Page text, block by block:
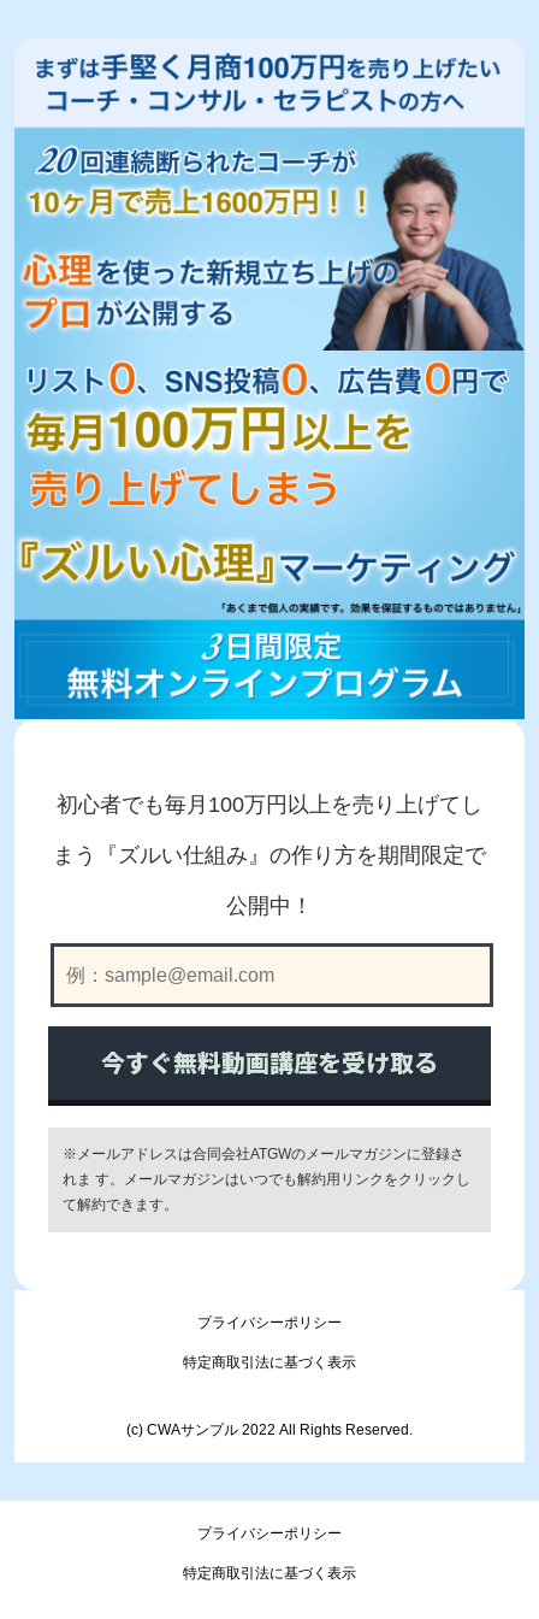
初心者でも毎月100万円以上を売り上げてし
まう 『ズルい仕組み』の作り方を期間限定で
公開中！
今すぐ無料動画講座を受け取る
※メールアドレスは合同会社ATGWのメールマガジンに登録さ
れま す。メールマガジンはいつでも解約用リンクをクリックし
て解約できます。
(c) CWAサンプル 2022 All Rights Reserved.
プライバシーポリシー
特定商取引法に基づく表示
プライバシーポリシー
特定商取引法に基づく表示